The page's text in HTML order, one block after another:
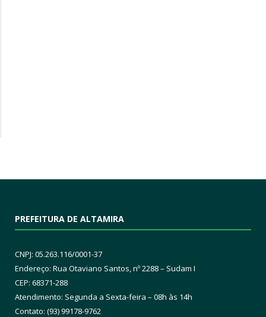
PREFEITURA DE ALTAMIRA
CNPJ: 05.263.116/0001-37
Endereço: Rua Otaviano Santos, nº 2288 – Sudam I
CEP: 68371-288
Atendimento: Segunda a Sexta-feira – 08h às 14h
Contato: (93) 99178-9762